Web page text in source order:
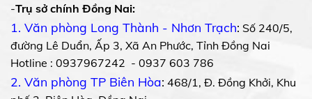
-Trụ sở chính Đồng Nai:
1. Văn phòng Long Thành - Nhơn Trạch: Số 240/5,
đường Lê Duẩn, Ấp 3, Xã An Phước, Tỉnh Đồng Nai
Hotline : 0937967242 - 0937 603 786
2. Văn phòng TP Biên Hòa: 468/1, Đ. Đồng Khởi, Khu